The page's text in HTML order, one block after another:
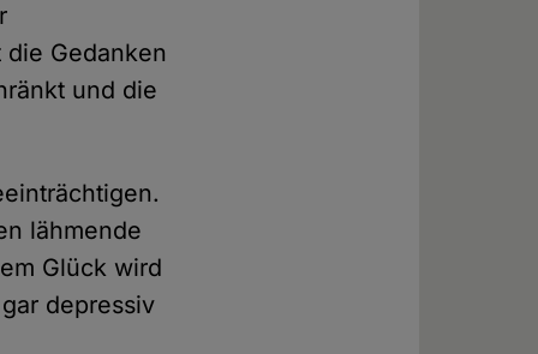
Gedanken
und die
lähmende
Glück wird
depressiv